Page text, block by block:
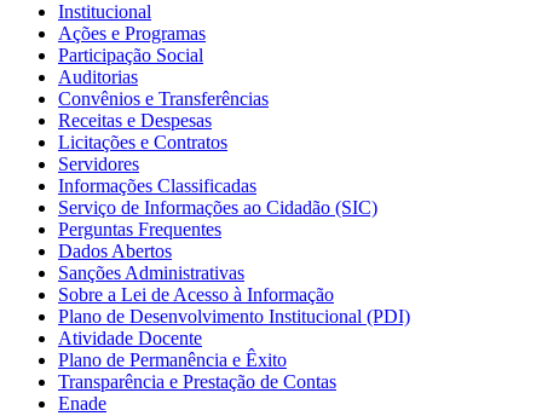
Institucional
Ações e Programas
Participação Social
Auditorias
Convênios e Transferências
Receitas e Despesas
Licitações e Contratos
Servidores
Informações Classificadas
Serviço de Informações ao Cidadão (SIC)
Perguntas Frequentes
Dados Abertos
Sanções Administrativas
Sobre a Lei de Acesso à Informação
Plano de Desenvolvimento Institucional (PDI)
Atividade Docente
Plano de Permanência e Êxito
Transparência e Prestação de Contas
Enade